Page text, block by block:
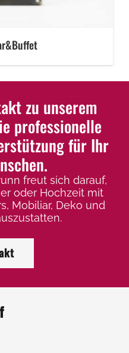
zu unserem
professionelle
für Ihr
freut sich darauf,
oder Hochzeit mit
Mobiliar, Deko und